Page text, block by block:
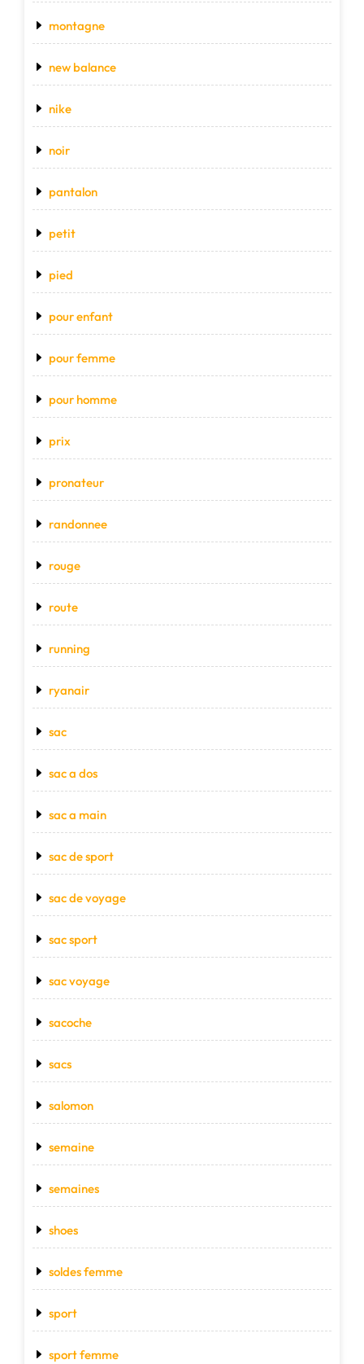
montagne
new balance
nike
noir
pantalon
petit
pied
pour enfant
pour femme
pour homme
prix
pronateur
randonnee
rouge
route
running
ryanair
sac
sac a dos
sac a main
sac de sport
sac de voyage
sac sport
sac voyage
sacoche
sacs
salomon
semaine
semaines
shoes
soldes femme
sport
sport femme